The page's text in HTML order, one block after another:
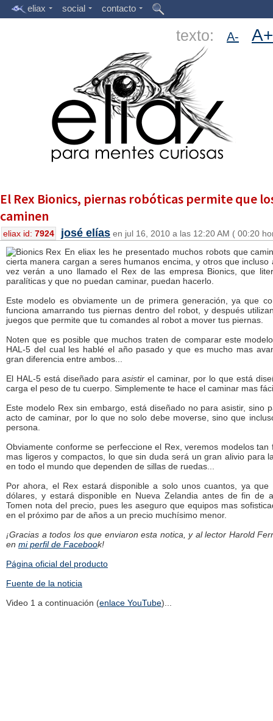
eliax social contacto
texto: A- A+
El Rex Bionics, piernas robóticas permite que
caminen
eliax id: 7924 josé elías en jul 16, 2010 a las 12:20 AM ( 00:20
En eliax les he presentado muchos robots que
cierta manera cargan a seres humanos encima, y otros que incluso
vez verán a uno llamado el Rex de las empresa Bionics, que
paralíticas y que no puedan caminar, puedan hacerlo.
Este modelo es obviamente un de primera generación, ya que
funciona amarrando tus piernas dentro del robot, y después
juegos que permite que tu comandes al robot a mover tus piernas.
Noten que es posible que muchos traten de comparar este
HAL-5 del cual les hablé el año pasado y que es mucho mas
gran diferencia entre ambos...
El HAL-5 está diseñado paraasistir el caminar, por lo que está
carga el peso de tu cuerpo. Simplemente te hace el caminar mas
Este modelo Rex sin embargo, está diseñado no para asistir, sino
acto de caminar, por lo que no solo debe moverse, sino que
persona.
Obviamente conforme se perfeccione el Rex, veremos modelos
mas ligeros y compactos, lo que sin duda será un gran alivio para
en todo el mundo que dependen de sillas de ruedas...
Por ahora, el Rex estará disponible a solo unos cuantos, ya
dólares, y estará disponible en Nueva Zelandia antes de fin de
Tomen nota del precio, pues les aseguro que equipos mas
en el próximo par de años a un precio muchísimo menor.
¡Gracias a todos los que enviaron esta notica, y al lector Harold
en mi perfil de Facebook!
Página oficial del producto
Fuente de la noticia
Video 1 a continuación (enlace YouTube)...